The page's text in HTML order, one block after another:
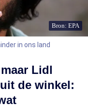
Bron: EPA
in ons land
Lidl
de winkel: